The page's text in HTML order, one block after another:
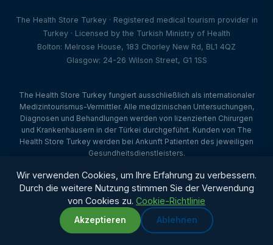
The Health Store Turkey · Registered medical tourism provider in
Turkey · Licensed by the Turkish Ministry of Health
Bolton: Melrose House, 183 Chorley New Rd, BL1 4QZ
Glasgow: 24-26 Wilson Street, G1 1SS
The Health Store Turkey fungiert ausschließlich als internationaler
Medizintourismus-Vermittler. Alle medizinischen Untersuchungen,
Diagnosen und Behandlungen werden von lizenzierten Chirurgen
und Krankenhäusern in der Türkei durchgeführt. Kunden von The
Health Store Turkey werden bei Ankunft Patienten des jeweiligen
Gesundheitsdienstleisters.
Webdesign von Dataface Ltd · Client Portal
WhatsApp Chat with us
Wir verwenden Cookies, um Ihre Erfahrung zu verbessern.
Durch die weitere Nutzung stimmen Sie der Verwendung
von Cookies zu. Cookie-Richtlinie
Akzeptieren Ablehnen